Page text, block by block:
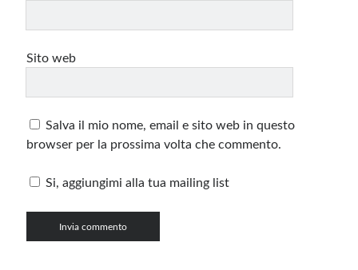
Sito web
Salva il mio nome, email e sito web in questo
browser per la prossima volta che commento.
Si, aggiungimi alla tua mailing list